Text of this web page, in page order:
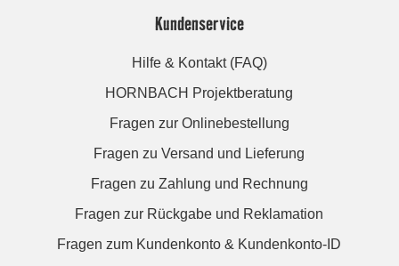
Kundenservice
Hilfe & Kontakt (FAQ)
HORNBACH Projektberatung
Fragen zur Onlinebestellung
Fragen zu Versand und Lieferung
Fragen zu Zahlung und Rechnung
Fragen zur Rückgabe und Reklamation
Fragen zum Kundenkonto & Kundenkonto-ID